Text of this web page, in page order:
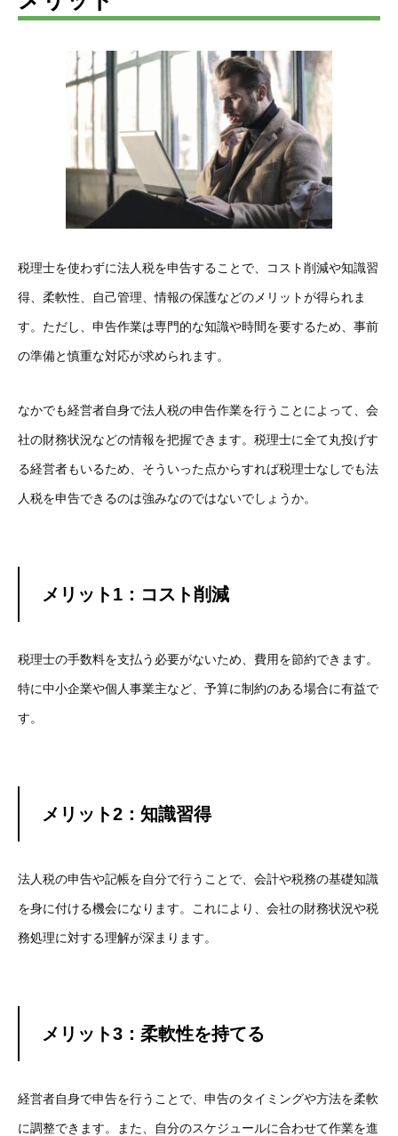
税理士を使わずに法人税を申告することで、コスト削減や知識習
得、柔軟性、自己管理、情報の保護などのメリットが得られま
す。ただし、申告作業は専門的な知識や時間を要するため、事前
の準備と慎重な対応が求められます。
なかでも経営者自身で法人税の申告作業を行うことによって、会
社の財務状況などの情報を把握できます。税理士に全て丸投げす
る経営者もいるため、そういった点からすれば税理士なしでも法
人税を申告できるのは強みなのではないでしょうか。
メリット1：コスト削減
税理士の手数料を支払う必要がないため、費用を節約できます。
特に中小企業や個人事業主など、予算に制約のある場合に有益で
す。
メリット2：知識習得
法人税の申告や記帳を自分で行うことで、会計や税務の基礎知識
を身に付ける機会になります。これにより、会社の財務状況や税
務処理に対する理解が深まります。
メリット3：柔軟性を持てる
経営者自身で申告を行うことで、申告のタイミングや方法を柔軟
に調整できます。また、自分のスケジュールに合わせて作業を進